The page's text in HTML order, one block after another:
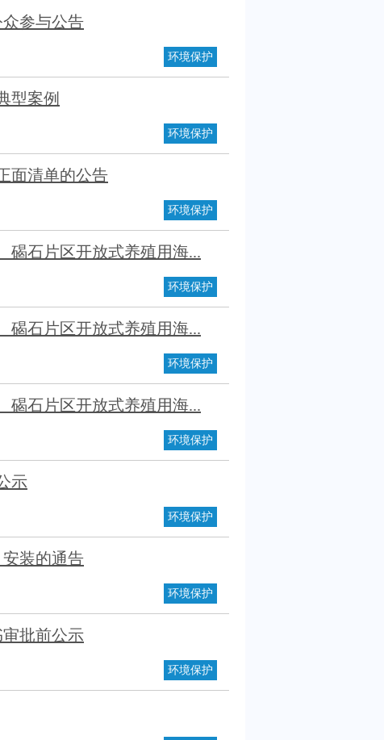
参与公告
环境保护
型案例
环境保护
面清单的公告
环境保护
碣石片区开放式养殖用海...
环境保护
碣石片区开放式养殖用海...
环境保护
碣石片区开放式养殖用海...
环境保护
示
环境保护
装的通告
环境保护
批前公示
环境保护